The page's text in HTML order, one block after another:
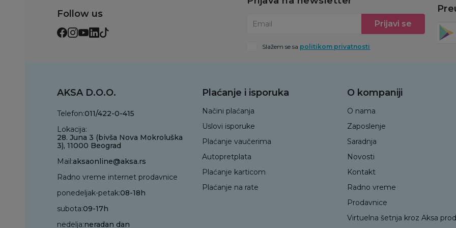
Follow us
Email Prijavi se
Slažem se sa politikom privatnosti
AKSA D.O.O.
Telefon:011/422-0-415
Lokacija:
28. Juna 3 (bivša Nova Mokroluška
3), 11000 Beograd
Mail:aksaonline@aksa.rs
Radno vreme internet prodavnice
ponedeljak-petak:08-18h
subota:09-17h
nedelja:neradan dan
Plaćanje i isporuka
Načini plaćanja
Uslovi isporuke
Plaćanje vaučerima
Autopretplata
Plaćanje karticom
Plaćanje na rate
O kompaniji
O nama
Zaposlenje
Saradnja
Novosti
Kontakt
Radno vreme
Prodavnice
Virtuelna šetnja kroz Aksa